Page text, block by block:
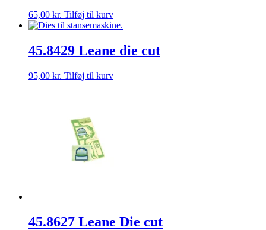
65,00 kr. Tilføj til kurv
45.8429 Leane die cut
95,00 kr. Tilføj til kurv
45.8627 Leane Die cut